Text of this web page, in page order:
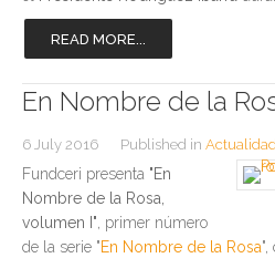
READ MORE...
En Nombre de la
6 July 2016 Published in Actualidad
Fundceri presenta "En
Nombre de la Rosa,
volumen I", primer número
de la serie "En Nombre de la Rosa